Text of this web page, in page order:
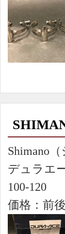
Shimano（
デュラエ
100-120
価格：前